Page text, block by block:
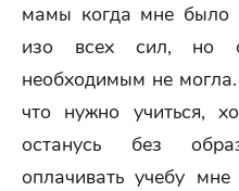
мамы когда мне было
изо всех сил, но
необходимым не
что нужно учиться,
останусь без
оплачивать учебу